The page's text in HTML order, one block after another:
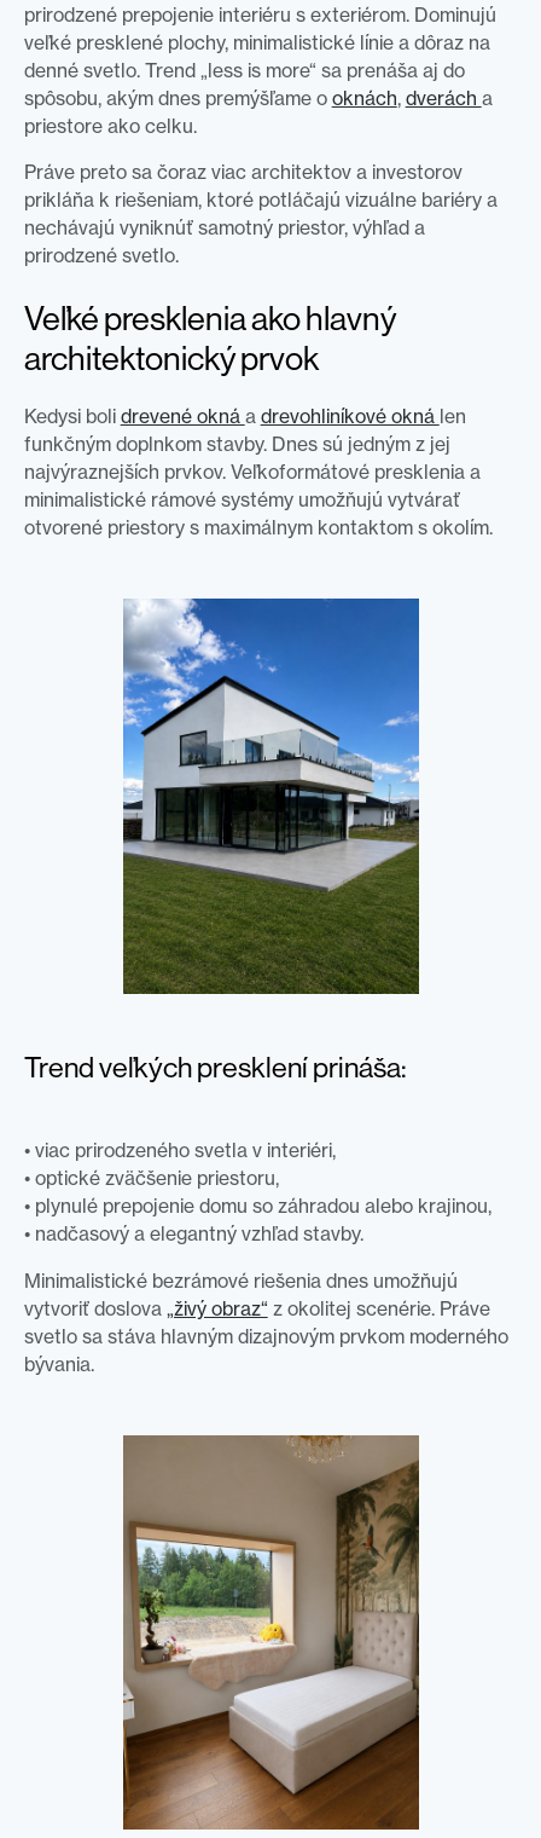
prirodzené prepojenie interiéru s exteriérom. Dominujú
veľké presklené plochy, minimalistické línie a dôraz na
denné svetlo. Trend „less is more“ sa prenáša aj do
spôsobu, akým dnes premýšľame o oknách, dverách a
priestore ako celku.
Práve preto sa čoraz viac architektov a investorov
prikláňa k riešeniam, ktoré potláčajú vizuálne bariéry a
nechávajú vyniknúť samotný priestor, výhľad a
prirodzené svetlo.
Veľké presklenia ako hlavný
architektonický prvok
Kedysi boli drevené okná a drevohliníkové okná len
funkčným doplnkom stavby. Dnes sú jedným z jej
najvýraznejších prvkov. Veľkoformátové presklenia a
minimalistické rámové systémy umožňujú vytvárať
otvorené priestory s maximálnym kontaktom s okolím.
Trend veľkých presklení prináša:
• viac prirodzeného svetla v interiéri,
• optické zväčšenie priestoru,
• plynulé prepojenie domu so záhradou alebo krajinou,
• nadčasový a elegantný vzhľad stavby.
Minimalistické bezrámové riešenia dnes umožňujú
vytvoriť doslova „živý obraz“ z okolitej scenérie. Práve
svetlo sa stáva hlavným dizajnovým prvkom moderného
bývania.